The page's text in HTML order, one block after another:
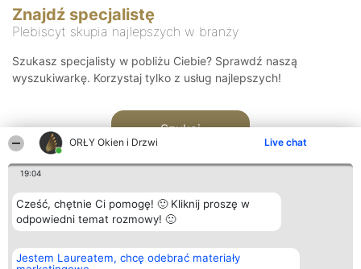
ORŁY Okien i Drzwi Live chat
19:04
Cześć, chętnie Ci pomogę! 🙂 Kliknij proszę w
odpowiedni temat rozmowy! 🙂
Jestem Laureatem, chcę odebrać materiały
Znajdź specjalistę
Plebiscyt skupia najlepszych w branży
Szukasz specjalisty w pobliżu Ciebie? Sprawdź naszą
wyszukiwarkę. Korzystaj tylko z usług najlepszych!
Szukaj
Organizator plebiscytu
Bright Side Solutions sp. z o.
Plebiscyt
Laureaci
Kontakt
Kontakt